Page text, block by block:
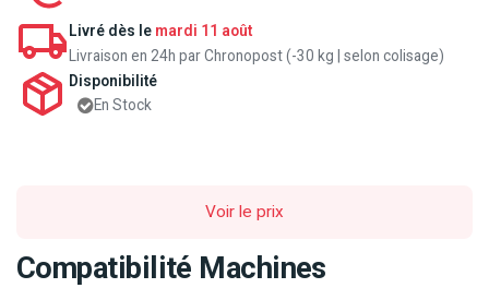
Livré dès le mardi 11 août
Livraison en 24h par Chronopost (-30 kg | selon colisage)
Disponibilité
En Stock
Voir le prix
Compatibilité Machines